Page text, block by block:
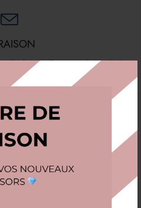
d'achat en France métropolitaine
CLIENT
contactez-nous par email ou
de contact